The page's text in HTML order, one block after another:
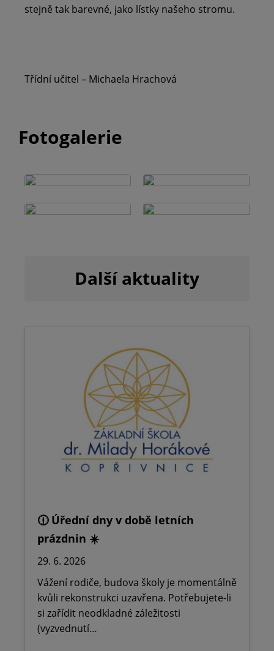
stejně tak barevné, jako lístky našeho stromu.
Třídní učitel – Michaela Hrachová
Fotogalerie
Další aktuality
🕧 Úřední dny v době letních
prázdnin ☀️
29. 6. 2026
Vážení rodiče, budova školy je momentálně
kvůli rekonstrukci uzavřena. Potřebujete-li
si zařídit neodkladné záležitosti
(vyzvednutí…